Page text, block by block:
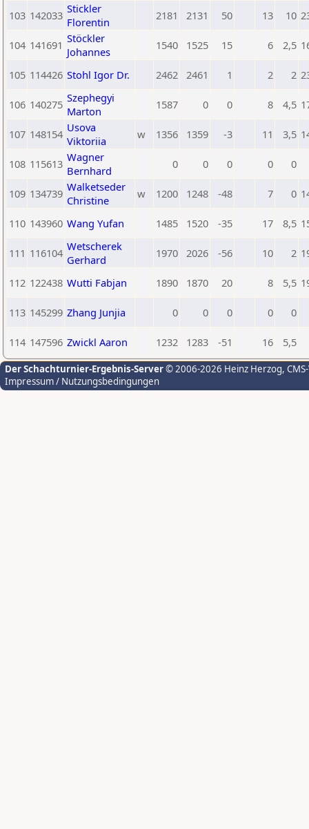
103 142033 Stickler
Florentin
2181 2131 50 13 10
104 141691 Stöckler
Johannes
1540 1525 15 6 2,5
105 114426 Stohl Igor Dr. 2462 2461 1 2 2
106 140275 Szephegyi
Marton
1587 0 0 8 4,5
107 148154 Usova
Viktoriia
w 1356 1359 -3 11 3,5
108 115613 Wagner
Bernhard
0 0 0 0 0
109 134739 Walketseder
Christine
w 1200 1248 -48 7 0
110 143960 Wang Yufan 1485 1520 -35 17 8,5
111 116104 Wetscherek
Gerhard
1970 2026 -56 10 2
112 122438 Wutti Fabjan 1890 1870 20 8 5,5
113 145299 Zhang Junjia 0 0 0 0 0
114 147596 Zwickl Aaron 1232 1283 -51 16 5,5
Der Schachturnier-Ergebnis-Server© 2006-2026 Heinz Herzog,
Impressum / Nutzungsbedingungen